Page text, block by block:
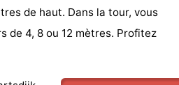
de haut. Dans la tour, vous
de 4, 8 ou 12 mètres. Profitez